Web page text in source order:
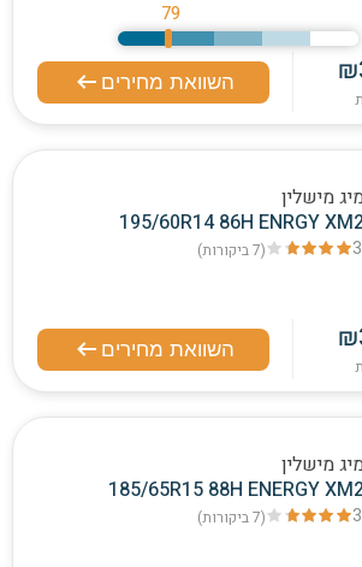
79
השוואת מחירים
מישלין
195/60R14 86H ENRGY
(7 ביקורות)
השוואת מחירים
מישלין
185/65R15 88H ENERGY
(7 ביקורות)